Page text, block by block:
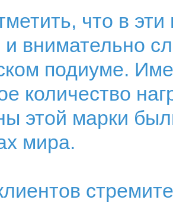
что в
внимательно
подиуме.
количество
этой марки
мира.